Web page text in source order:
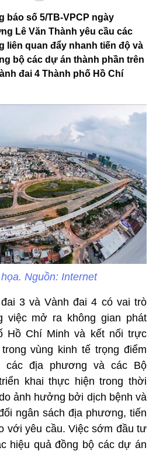
báo số 5/TB-VPCP ngày
Lê Văn Thành yêu cầu các
liên quan đẩy nhanh tiến độ và
bộ các dự án thành phần trên
đai 4 Thành phố Hồ Chí
Nguồn: Internet
3 và Vành đai 4 có vai trò
việc mở ra không gian phát
Hồ Chí Minh và kết nối trực
vùng kinh tế trọng điểm
các địa phương và các Bộ
khai thực hiện trong thời
ảnh hưởng bởi dịch bệnh và
ngân sách địa phương, tiến
với yêu cầu. Việc sớm đầu tư
hiệu quả đồng bộ các dự án